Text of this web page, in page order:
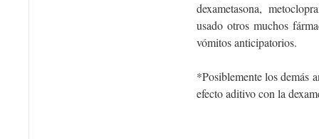
dexametasona,
usado otros muchos
vómitos anticipatorios.
*Posiblemente los demás
efecto aditivo con la